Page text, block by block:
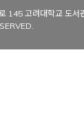
145 고려대학교 도